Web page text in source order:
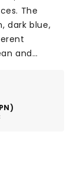
The
dark blue,
and